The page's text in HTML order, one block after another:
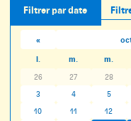
Filtrer par date
«
l.
m. m.
26
27 28
3
4 5
10
11 12